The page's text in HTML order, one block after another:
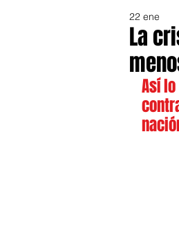
La
22 ene
Así